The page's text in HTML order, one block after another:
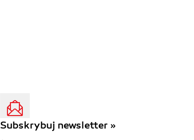
Subskrybuj newsletter »